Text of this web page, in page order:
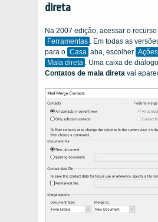
direta
Na 2007 edição, acessar o
Ferramentas . Em todas as
para o Casa aba, escolher Ações
Mala direta . Uma caixa de
Contatos de mala direta vai